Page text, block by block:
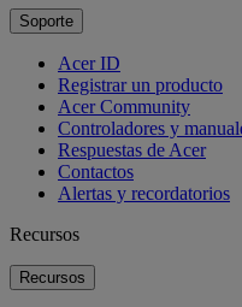
Soporte
Acer ID
Registrar un producto
Acer Community
Controladores y
Respuestas de Acer
Contactos
Alertas y recordatorios
Recursos
Recursos